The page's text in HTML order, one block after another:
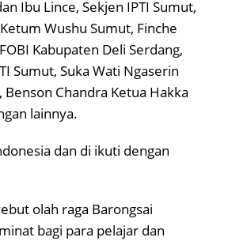
Ibu Lince, Sekjen IPTI Sumut,
Wushu Sumut, Finche
Kabupaten Deli Serdang,
Sumut, Suka Wati Ngaserin
Chandra Ketua Hakka
lainnya.
dan di ikuti dengan
olah raga Barongsai
bagi para pelajar dan